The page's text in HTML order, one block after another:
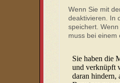
Wenn Sie mit
deaktivieren. In
speichert.
muss bei einem